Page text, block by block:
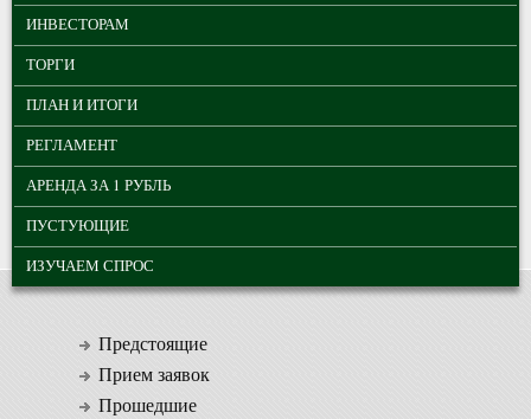
ИНВЕСТОРАМ
ТОРГИ
ПЛАН И ИТОГИ
РЕГЛАМЕНТ
АРЕНДА ЗА 1 РУБЛЬ
ПУСТУЮЩИЕ
ИЗУЧАЕМ СПРОС
Предстоящие
Прием заявок
Прошедшие